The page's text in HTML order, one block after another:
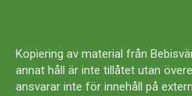
Kopiering av material från
annat håll är inte tillåtet utan
ansvarar inte för innehåll på